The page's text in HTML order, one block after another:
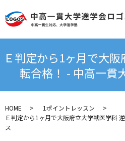
Ｅ判定から1ヶ月で大
転合格！ - 中高一貫
HOME
1ポイントレッスン
Ｅ判定から1ヶ月で大阪府立大学獣医学科
ス